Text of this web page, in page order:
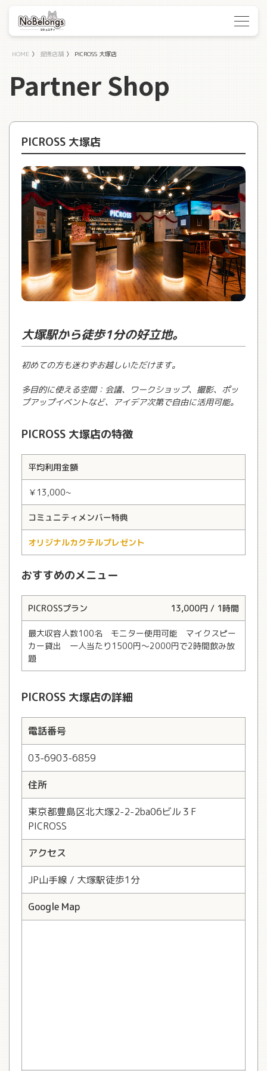
HOME 〉 提携店舗 〉 PICROSS 大塚店
Partner Shop
PICROSS 大塚店
大塚駅から徒歩1分の好立地。
初めての方も迷わずお越しいただけます。
多目的に使える空間：会議、ワークショップ、撮影、ポッ
プアップイベントなど、アイデア次第で自由に活用可能。
PICROSS 大塚店の特徴
平均利用金額
￥13,000~
コミュニティメンバー特典
オリジナルカクテルプレゼント
おすすめのメニュー
PICROSSプラン 13,000円 / 1時間
最大収容人数100名 モニター使用可能 マイクスピー
カー貸出 一人当たり1500円～2000円で2時間飲み放
題
PICROSS 大塚店の詳細
電話番号
03-6903-6859
住所
東京都豊島区北大塚2-2-2ba06ビル３F
PICROSS
アクセス
JP山手線 / 大塚駅徒歩1分
Google Map